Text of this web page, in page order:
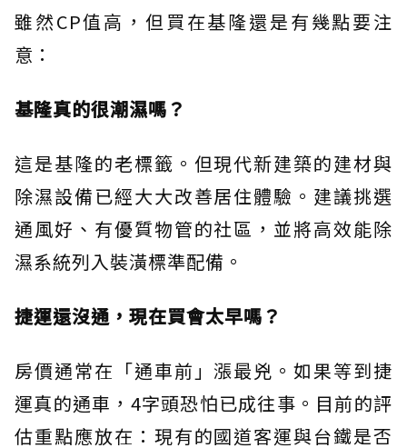
雖然CP值高，但買在基隆還是有幾點要注
意：
基隆真的很潮濕嗎？
這是基隆的老標籤。但現代新建築的建材與
除濕設備已經大大改善居住體驗。建議挑選
通風好、有優質物管的社區，並將高效能除
濕系統列入裝潢標準配備。
捷運還沒通，現在買會太早嗎？
房價通常在「通車前」漲最兇。如果等到捷
運真的通車，4字頭恐怕已成往事。目前的評
估重點應放在：現有的國道客運與台鐵是否